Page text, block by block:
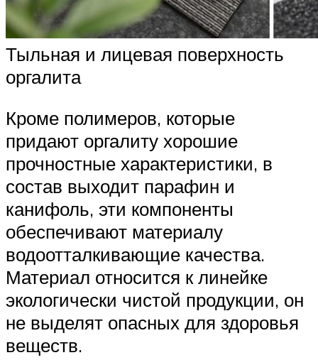
Тыльная и лицевая поверхность
оргалита
Кроме полимеров, которые
придают оргалиту хорошие
прочностные характеристики, в
состав выходит парафин и
канифоль, эти компоненты
обеспечивают материалу
водоотталкивающие качества.
Материал относится к линейке
экологически чистой продукции, он
не выделят опасных для здоровья
веществ.